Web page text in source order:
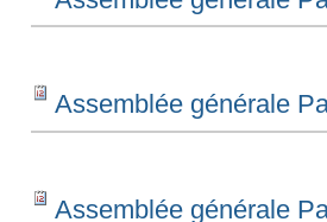
Assemblée générale
Assemblée générale